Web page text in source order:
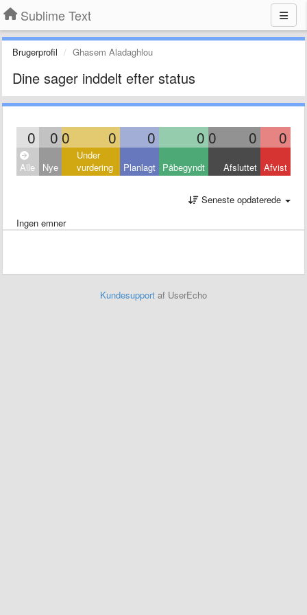
Sublime Text
Brugerprofil Ghasem Aladaghlou
Dine sager inddelt efter status
0 0 0 0 0 0 0 0 0
Alle Nye
Under
vurdering
Planlagt Påbegyndt Afsluttet Afvist
Seneste opdaterede
Ingen emner
Kundesupport af UserEcho